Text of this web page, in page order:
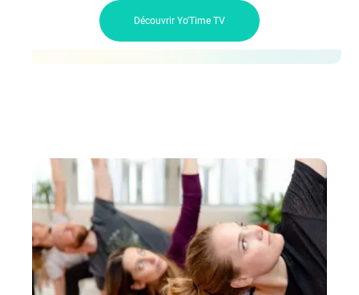
Découvrir Yo'Time TV